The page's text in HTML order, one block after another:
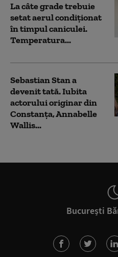
La câte grade trebuie
setat aerul condiționat
în timpul caniculei.
Temperatura...
Sebastian Stan a
devenit tată. Iubita
actorului originar din
Constanța, Annabelle
Wallis...
București